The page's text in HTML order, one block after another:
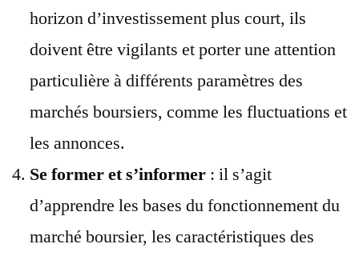
horizon d’investissement plus court, ils
doivent être vigilants et porter une attention
particulière à différents paramètres des
marchés boursiers, comme les fluctuations et
les annonces.
Se former et s’informer : il s’agit
d’apprendre les bases du fonctionnement du
marché boursier, les caractéristiques des